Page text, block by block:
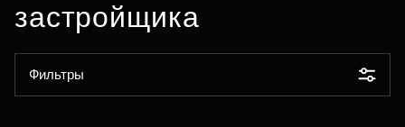
застройщика
Фильтры